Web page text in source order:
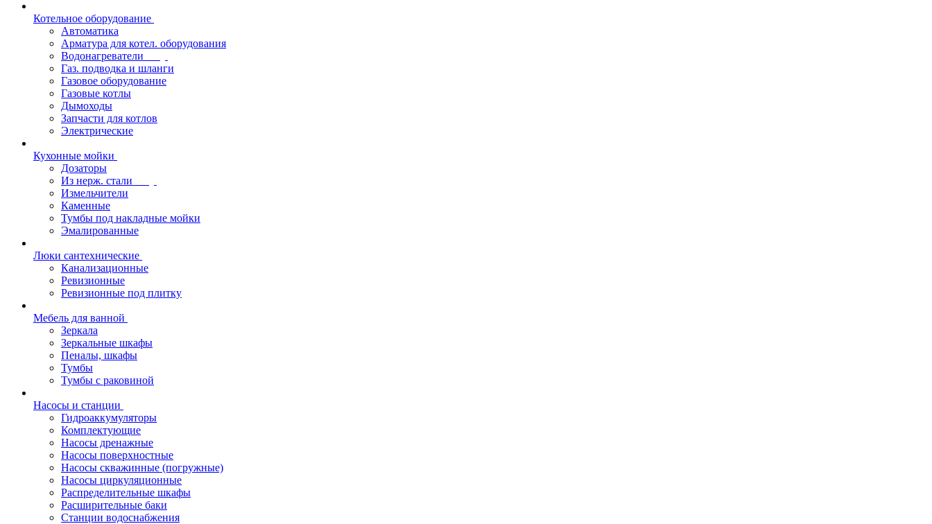
Котельное оборудование
Автоматика
Арматура для котел. оборудования
Водонагреватели
Газ. подводка и шланги
Газовое оборудование
Газовые котлы
Дымоходы
Запчасти для котлов
Электрические
Кухонные мойки
Дозаторы
Из нерж. стали
Измельчители
Каменные
Тумбы под накладные мойки
Эмалированные
Люки сантехнические
Канализационные
Ревизионные
Ревизионные под плитку
Мебель для ванной
Зеркала
Зеркальные шкафы
Пеналы, шкафы
Тумбы
Тумбы с раковиной
Насосы и станции
Гидроаккумуляторы
Комплектующие
Насосы дренажные
Насосы поверхностные
Насосы скважинные (погружные)
Насосы циркуляционные
Распределительные шкафы
Расширительные баки
Станции водоснабжения